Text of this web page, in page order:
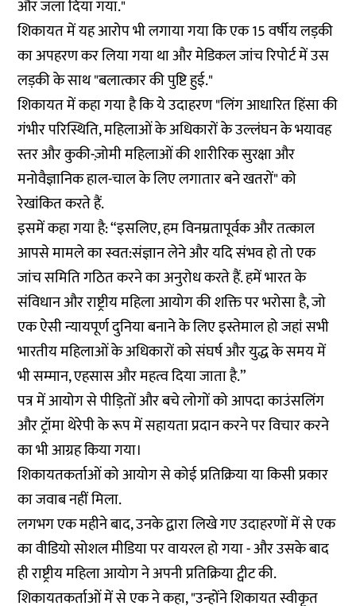
और जला दिया गया."
शिकायत में यह आरोप भी लगाया गया कि एक 15 वर्षीय लड़की
का अपहरण कर लिया गया था और मेडिकल जांच रिपोर्ट में उस
लड़की के साथ "बलात्कार की पुष्टि हुई."
शिकायत में कहा गया है कि ये उदाहरण "लिंग आधारित हिंसा की
गंभीर परिस्थिति, महिलाओं के अधिकारों के उल्लंघन के भयावह
स्तर और कुकी-ज़ोमी महिलाओं की शारीरिक सुरक्षा और
मनोवैज्ञानिक हाल-चाल के लिए लगातार बने खतरों" को
रेखांकित करते हैं.
इसमें कहा गया है: “इसलिए, हम विनम्रतापूर्वक और तत्काल
आपसे मामले का स्वत:संज्ञान लेने और यदि संभव हो तो एक
जांच समिति गठित करने का अनुरोध करते हैं. हमें भारत के
संविधान और राष्ट्रीय महिला आयोग की शक्ति पर भरोसा है, जो
एक ऐसी न्यायपूर्ण दुनिया बनाने के लिए इस्तेमाल हो जहां सभी
भारतीय महिलाओं के अधिकारों को संघर्ष और युद्ध के समय में
भी सम्मान, एहसास और महत्व दिया जाता है.”
पत्र में आयोग से पीड़ितों और बचे लोगों को आपदा काउंसलिंग
और ट्रॉमा थेरेपी के रूप में सहायता प्रदान करने पर विचार करने
का भी आग्रह किया गया।
शिकायतकर्ताओं को आयोग से कोई प्रतिक्रिया या किसी प्रकार
का जवाब नहीं मिला.
लगभग एक महीने बाद, उनके द्वारा लिखे गए उदाहरणों में से एक
का वीडियो सोशल मीडिया पर वायरल हो गया - और उसके बाद
ही राष्ट्रीय महिला आयोग ने अपनी प्रतिक्रिया ट्वीट की.
शिकायतकर्ताओं में से एक ने कहा, "उन्होंने शिकायत स्वीकृत